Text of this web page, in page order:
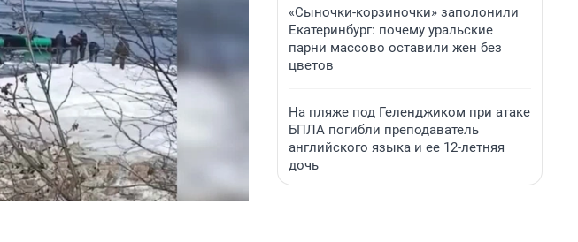
«Сыночки-корзиночки» заполонили
Екатеринбург: почему уральские
парни массово оставили жен без
цветов
На пляже под Геленджиком при атаке
БПЛА погибли преподаватель
английского языка и ее 12-летняя
дочь